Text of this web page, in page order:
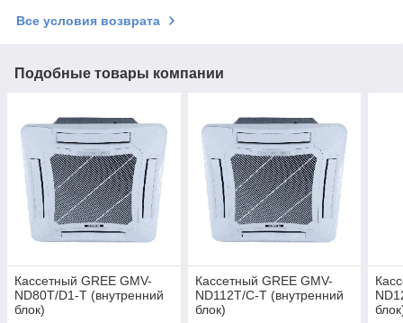
Все условия возврата
Подобные товары компании
Кассетный GREE GMV-
ND80T/D1-T (внутренний
блок)
Кассетный GREE GMV-
ND112T/C-T (внутренний
блок)